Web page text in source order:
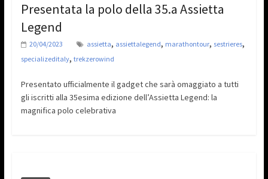
Presentata la polo della 35.a Assietta
Legend
20/04/2023 assietta, assiettalegend, marathontour, sestrieres,
specializeditaly, trekzerowind
Presentato ufficialmente il gadget che sarà omaggiato a tutti
gli iscritti alla 35esima edizione dell’Assietta Legend: la
magnifica polo celebrativa